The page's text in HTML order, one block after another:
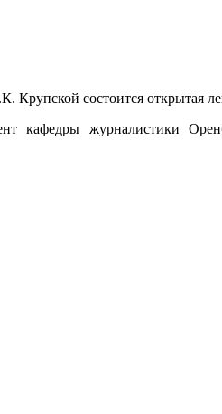
Крупской состоится открытая
кафедры журналистики